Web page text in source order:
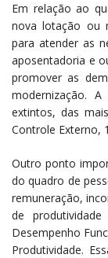
Em relação ao
nova lotação ou
para atender as
aposentadoria e
promover as
modernização.
extintos, das
Controle Externo,
Outro ponto
do quadro de
remuneração,
de
Desempenho
Produtividade.